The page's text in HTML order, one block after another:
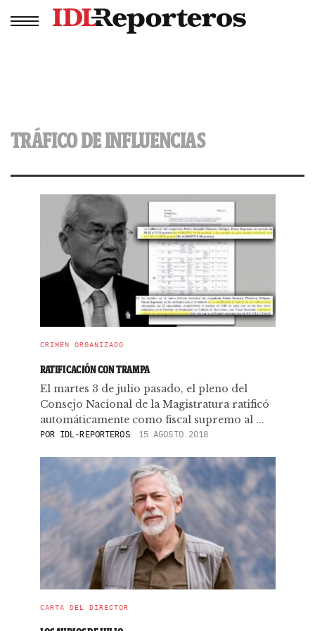
TRÁFICO DE INFLUENCIAS
CRIMEN ORGANIZADO
RATIFICACIÓN CON TRAMPA
El martes 3 de julio pasado, el pleno del
Consejo Nacional de la Magistratura ratificó
automáticamente como fiscal supremo al ...
POR IDL-REPORTEROS 15 AGOSTO 2018
CARTA DEL DIRECTOR